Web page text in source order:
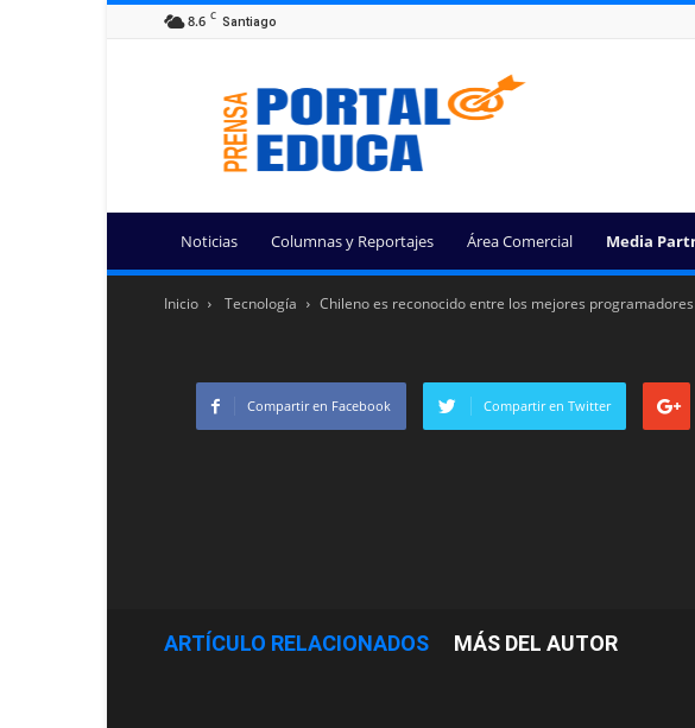
8.6 C Santiago
Portal
Educa
Noticias Columnas y Reportajes Área Comercial Media
Inicio Tecnología Chileno es reconocido entre los mejores
Compartir en Facebook Compartir en Twitter
ARTÍCULO RELACIONADOS MÁS DEL AUTOR